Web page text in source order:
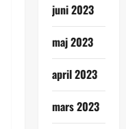
juni 2023
maj 2023
april 2023
mars 2023